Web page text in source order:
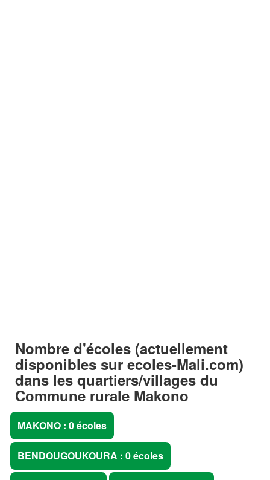
Nombre d'écoles (actuellement
disponibles sur ecoles-Mali.com)
dans les quartiers/villages du
Commune rurale Makono
MAKONO : 0 écoles
BENDOUGOUKOURA : 0 écoles